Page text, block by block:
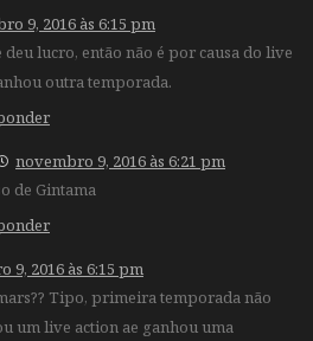
9, 2016 às 6:15 pm
deu lucro, então não é por causa do live
outra temporada.
novembro 9, 2016 às 6:21 pm
de Gintama
9, 2016 às 6:15 pm
Tipo, primeira temporada não
um live action ae ganhou uma